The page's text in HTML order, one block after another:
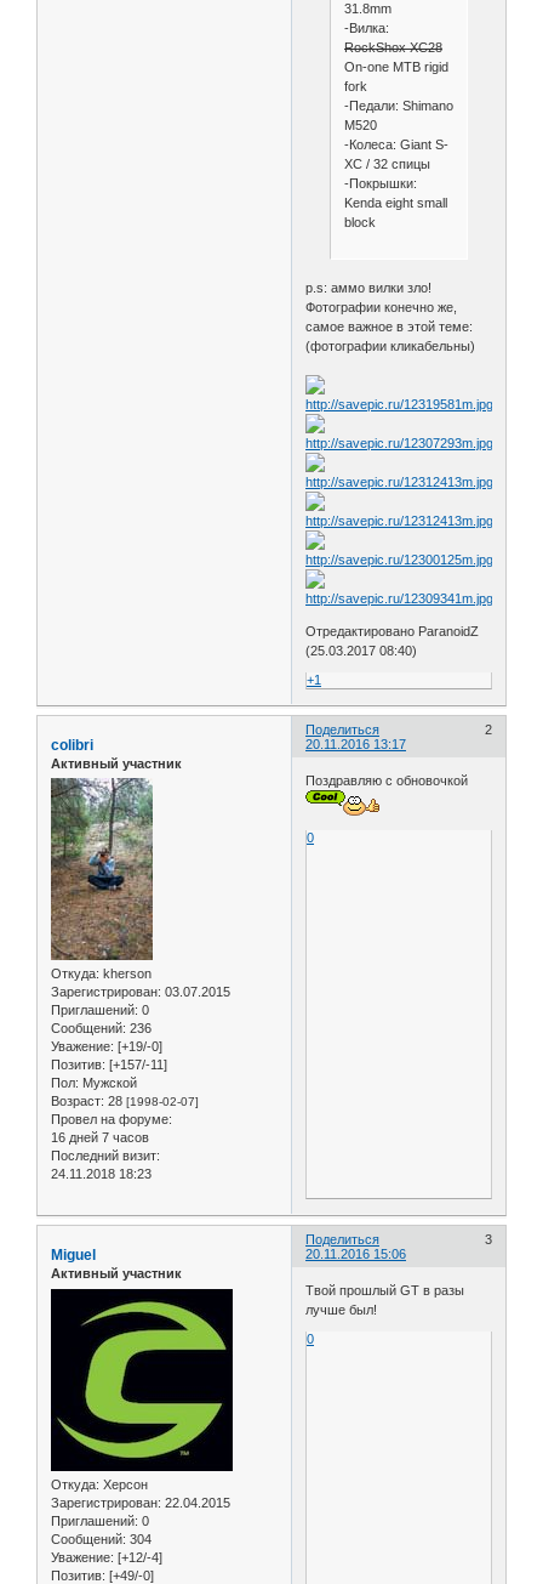
31.8mm
-Вилка:
RockShox XC28
On-one MTB rigid
fork
-Педали: Shimano
M520
-Колеса: Giant S-
XC / 32 спицы
-Покрышки:
Kenda eight small
block
p.s: аммо вилки зло!
Фотографии конечно же,
самое важное в этой теме:
(фотографии кликабельны)
Отредактировано ParanoidZ
(25.03.2017 08:40)
+1
Поделиться
2
20.11.2016 13:17
colibri
Активный участник
Откуда: kherson
Зарегистрирован: 03.07.2015
Приглашений: 0
Сообщений: 236
Уважение: [+19/-0]
Позитив: [+157/-11]
Пол: Мужской
Возраст: 28 [1998-02-07]
Провел на форуме:
16 дней 7 часов
Последний визит:
24.11.2018 18:23
Поздравляю с обновочкой
0
Поделиться
3
20.11.2016 15:06
Miguel
Активный участник
Откуда: Херсон
Зарегистрирован: 22.04.2015
Приглашений: 0
Сообщений: 304
Уважение: [+12/-4]
Позитив: [+49/-0]
Твой прошлый GT в разы
лучше был!
0